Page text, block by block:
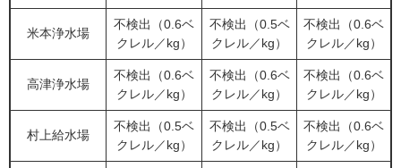
米本浄水場
不検出（0.6ベ
クレル／kg）
不検出（0.5ベ
クレル／kg）
不検出（0.6ベ
クレル／kg）
高津浄水場
不検出（0.6ベ
クレル／kg）
不検出（0.6ベ
クレル／kg）
不検出（0.6ベ
クレル／kg）
村上給水場
不検出（0.5ベ
クレル／kg）
不検出（0.5ベ
クレル／kg）
不検出（0.6ベ
クレル／kg）